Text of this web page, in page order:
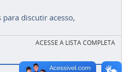
discutir acesso,
ACESSE A LISTA COMPLETA